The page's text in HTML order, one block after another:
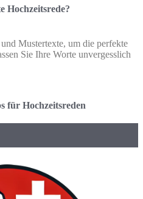
Hochzeitsrede?
Mustertexte, um die perfekte
Sie Ihre Worte unvergesslich
für Hochzeitsreden